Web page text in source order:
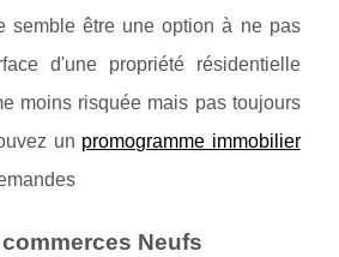
semble être une option à ne pas
d'une propriété résidentielle
moins risquée mais pas toujours
un promogramme immobilier
Neufs